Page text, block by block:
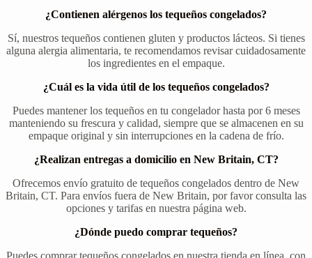
¿Contienen alérgenos los tequeños congelados?
Sí, nuestros tequeños contienen gluten y productos lácteos. Si tienes
alguna alergia alimentaria, te recomendamos revisar cuidadosamente
los ingredientes en el empaque.
¿Cuál es la vida útil de los tequeños congelados?
Puedes mantener los tequeños en tu congelador hasta por 6 meses
manteniendo su frescura y calidad, siempre que se almacenen en su
empaque original y sin interrupciones en la cadena de frío.
¿Realizan entregas a domicilio en New Britain, CT?
Ofrecemos envío gratuito de tequeños congelados dentro de New
Britain, CT. Para envíos fuera de New Britain, por favor consulta las
opciones y tarifas en nuestra página web.
¿Dónde puedo comprar tequeños?